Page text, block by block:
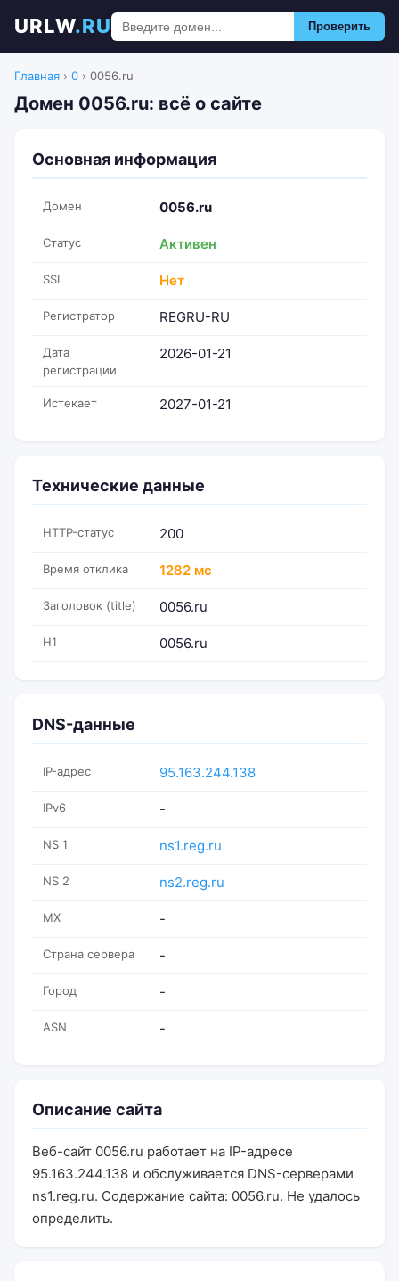
URLW.RU Проверить
Главная › 0 › 0056.ru
Домен 0056.ru: всё о сайте
Основная информация
Домен 0056.ru
Статус Активен
SSL Нет
Регистратор REGRU-RU
Дата
регистрации
2026-01-21
Истекает 2027-01-21
Технические данные
HTTP-статус 200
Время отклика 1282 мс
Заголовок (title) 0056.ru
H1 0056.ru
DNS-данные
IP-адрес 95.163.244.138
IPv6 -
NS 1 ns1.reg.ru
NS 2 ns2.reg.ru
MX -
Страна сервера -
Город -
ASN -
Описание сайта
Веб-сайт 0056.ru работает на IP-адресе
95.163.244.138 и обслуживается DNS-серверами
ns1.reg.ru. Содержание сайта: 0056.ru. Не удалось
определить.